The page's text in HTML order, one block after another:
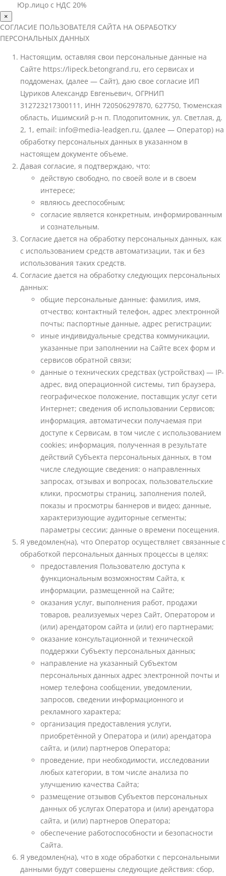
Юр.лицо с НДС 20%
×
СОГЛАСИЕ ПОЛЬЗОВАТЕЛЯ САЙТА НА ОБРАБОТКУ
ПЕРСОНАЛЬНЫХ ДАННЫХ
Настоящим, оставляя свои персональные данные на
Сайте https://lipeck.betongrand.ru, его сервисах и
поддоменах, (далее — Сайт), даю свое согласие ИП
Цуриков Александр Евгеньевич, ОГРНИП
312723217300111, ИНН 720506297870, 627750, Тюменская
область, Ишимский р-н п. Плодопитомник, ул. Светлая, д.
2, 1, email: info@media-leadgen.ru, (далее — Оператор) на
обработку персональных данных в указанном в
настоящем документе объеме.
Давая согласие, я подтверждаю, что:
действую свободно, по своей воле и в своем
интересе;
являюсь дееспособным;
согласие является конкретным, информированным
и сознательным.
Согласие дается на обработку персональных данных, как
с использованием средств автоматизации, так и без
использования таких средств.
Согласие дается на обработку следующих персональных
данных:
общие персональные данные: фамилия, имя,
отчество; контактный телефон, адрес электронной
почты; паспортные данные, адрес регистрации;
иные индивидуальные средства коммуникации,
указанные при заполнении на Сайте всех форм и
сервисов обратной связи;
данные о технических средствах (устройствах) — IP-
адрес, вид операционной системы, тип браузера,
географическое положение, поставщик услуг сети
Интернет; сведения об использовании Сервисов;
информация, автоматически получаемая при
доступе к Сервисам, в том числе с использованием
cookies; информация, полученная в результате
действий Субъекта персональных данных, в том
числе следующие сведения: о направленных
запросах, отзывах и вопросах, пользовательские
клики, просмотры страниц, заполнения полей,
показы и просмотры баннеров и видео; данные,
характеризующие аудиторные сегменты;
параметры сессии; данные о времени посещения.
Я уведомлен(на), что Оператор осуществляет связанные с
обработкой персональных данных процессы в целях:
предоставления Пользователю доступа к
функциональным возможностям Сайта, к
информации, размещенной на Сайте;
оказания услуг, выполнения работ, продажи
товаров, реализуемых через Сайт, Оператором и
(или) арендатором сайта и (или) его партнерами;
оказание консультационной и технической
поддержки Субъекту персональных данных;
направление на указанный Субъектом
персональных данных адрес электронной почты и
номер телефона сообщении, уведомлении,
запросов, сведении информационного и
рекламного характера;
организация предоставления услуги,
приобретённой у Оператора и (или) арендатора
сайта, и (или) партнеров Оператора;
проведение, при необходимости, исследовании
любых категории, в том числе анализа по
улучшению качества Сайта;
размещение отзывов Субъектов персональных
данных об услугах Оператора и (или) арендатора
сайта, и (или) партнеров Оператора;
обеспечение работоспособности и безопасности
Сайта.
Я уведомлен(на), что в ходе обработки с персональными
данными будут совершены следующие действия: сбор,